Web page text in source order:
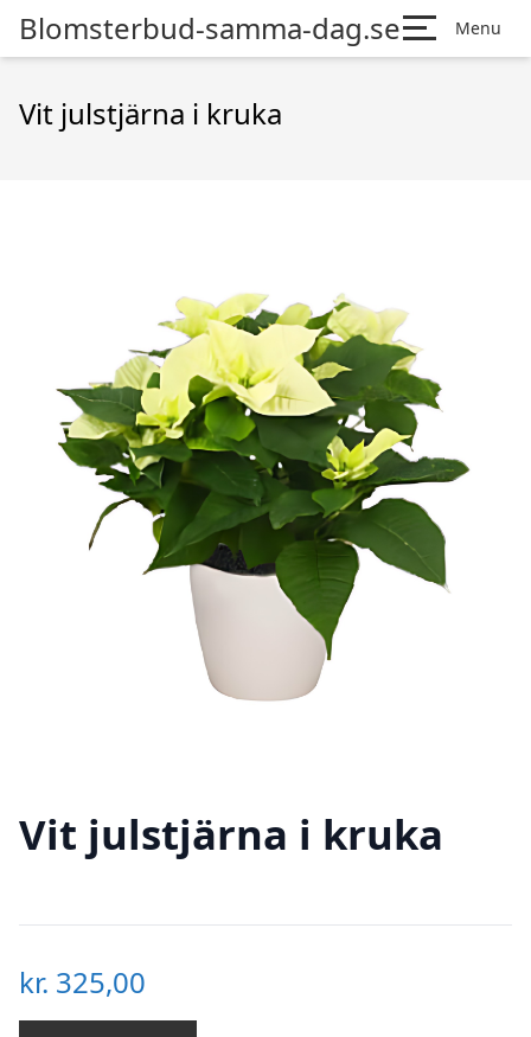
Blomsterbud-samma-dag.se Menu
Vit julstjärna i kruka
Vit julstjärna i kruka
kr. 325,00